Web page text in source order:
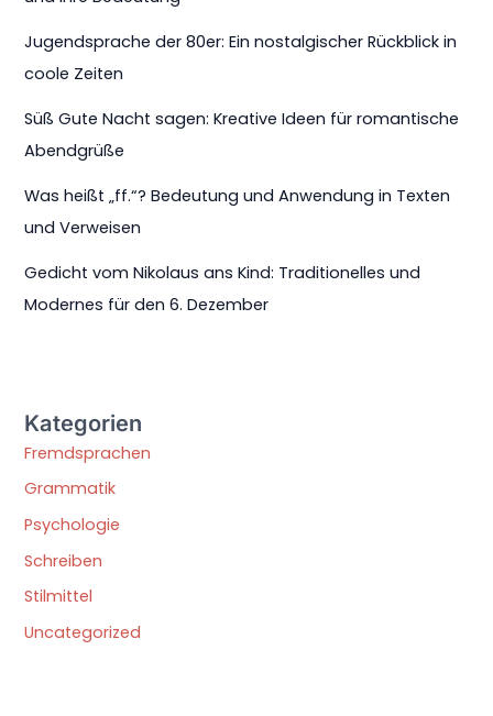
Jugendsprache der 80er: Ein nostalgischer Rückblick in
coole Zeiten
Süß Gute Nacht sagen: Kreative Ideen für romantische
Abendgrüße
Was heißt „ff.“? Bedeutung und Anwendung in Texten
und Verweisen
Gedicht vom Nikolaus ans Kind: Traditionelles und
Modernes für den 6. Dezember
Kategorien
Fremdsprachen
Grammatik
Psychologie
Schreiben
Stilmittel
Uncategorized